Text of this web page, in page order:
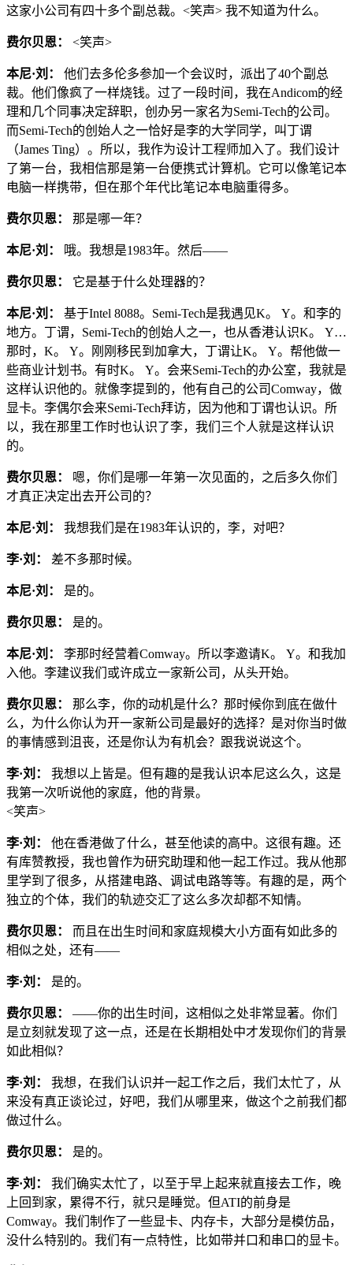
这家小公司有四十多个副总裁。<笑声> 我不知道为什么。
费尔贝恩： <笑声>
本尼·刘：
他们去多伦多参加一个会议时，派出了40个副总
裁。他们像疯了一样烧钱。过了一段时间，我在Andicom的经
理和几个同事决定辞职，创办另一家名为Semi-Tech的公司。
而Semi-Tech的创始人之一恰好是李的大学同学，叫丁谓
（James Ting）。所以，我作为设计工程师加入了。我们设计
了第一台，我相信那是第一台便携式计算机。它可以像笔记本
电脑一样携带，但在那个年代比笔记本电脑重得多。
费尔贝恩： 那是哪一年？
本尼·刘： 哦。我想是1983年。然后——
费尔贝恩： 它是基于什么处理器的？
本尼·刘：
基于Intel 8088。Semi-Tech是我遇见K。 Y。和李的
地方。丁谓，Semi-Tech的创始人之一，也从香港认识K。 Y…
那时，K。 Y。刚刚移民到加拿大，丁谓让K。 Y。帮他做一
些商业计划书。有时K。 Y。会来Semi-Tech的办公室，我就是
这样认识他的。就像李提到的，他有自己的公司Comway，做
显卡。李偶尔会来Semi-Tech拜访，因为他和丁谓也认识。所
以，我在那里工作时也认识了李，我们三个人就是这样认识
的。
费尔贝恩：
嗯，你们是哪一年第一次见面的，之后多久你们
才真正决定出去开公司的？
本尼·刘： 我想我们是在1983年认识的，李，对吧？
李·刘： 差不多那时候。
本尼·刘： 是的。
费尔贝恩： 是的。
本尼·刘：
李那时经营着Comway。所以李邀请K。 Y。和我加
入他。李建议我们或许成立一家新公司，从头开始。
费尔贝恩：
那么李，你的动机是什么？那时候你到底在做什
么，为什么你认为开一家新公司是最好的选择？是对你当时做
的事情感到沮丧，还是你认为有机会？跟我说说这个。
李·刘：
我想以上皆是。但有趣的是我认识本尼这么久，这是
我第一次听说他的家庭，他的背景。
<笑声>
李·刘：
他在香港做了什么，甚至他读的高中。这很有趣。还
有库赞教授，我也曾作为研究助理和他一起工作过。我从他那
里学到了很多，从搭建电路、调试电路等等。有趣的是，两个
独立的个体，我们的轨迹交汇了这么多次却都不知情。
费尔贝恩：
而且在出生时间和家庭规模大小方面有如此多的
相似之处，还有——
李·刘： 是的。
费尔贝恩：
——你的出生时间，这相似之处非常显著。你们
是立刻就发现了这一点，还是在长期相处中才发现你们的背景
如此相似？
李·刘：
我想，在我们认识并一起工作之后，我们太忙了，从
来没有真正谈论过，好吧，我们从哪里来，做这个之前我们都
做过什么。
费尔贝恩： 是的。
李·刘：
我们确实太忙了，以至于早上起来就直接去工作，晚
上回到家，累得不行，就只是睡觉。但ATI的前身是
Comway。我们制作了一些显卡、内存卡，大部分是模仿品，
没什么特别的。我们有一点特性，比如带并口和串口的显卡。